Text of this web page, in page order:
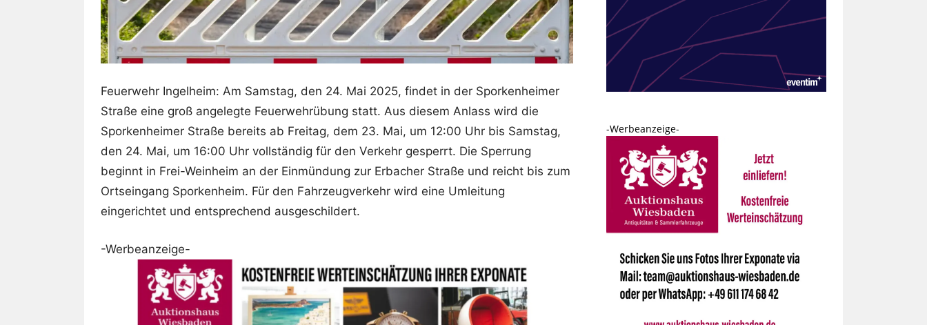
Feuerwehr Ingelheim: Am Samstag, den 24. Mai 2025, findet in der Sporkenheimer
Straße eine groß angelegte Feuerwehrübung statt. Aus diesem Anlass wird die
Sporkenheimer Straße bereits ab Freitag, dem 23. Mai, um 12:00 Uhr bis Samstag,
den 24. Mai, um 16:00 Uhr vollständig für den Verkehr gesperrt. Die Sperrung
beginnt in Frei-Weinheim an der Einmündung zur Erbacher Straße und reicht bis zum
Ortseingang Sporkenheim. Für den Fahrzeugverkehr wird eine Umleitung
eingerichtet und entsprechend ausgeschildert.
-Werbeanzeige-
-Werbeanzeige-